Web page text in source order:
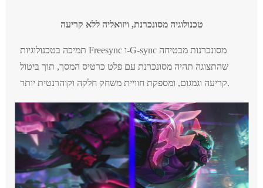
טכנולוגיה מסונכרנת, ויזואליה ללא קריעה
תמיכה בטכנולוגיות Freesync ו-G-sync מסונכרנות מבטיחה
שהתצוגה תהיה מסונכרנת עם פלט כרטיס המסך, תוך ביטול
קריעה וגמגום, ומספקת חוויית משחק חלקה וקוהרנטית יותר.